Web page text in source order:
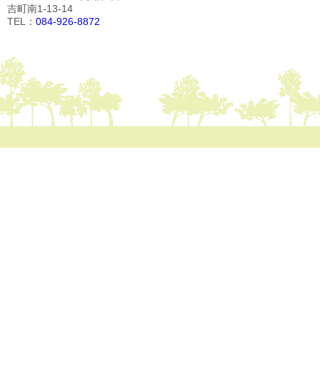
吉町南1-13-14
TEL： 084-926-8872